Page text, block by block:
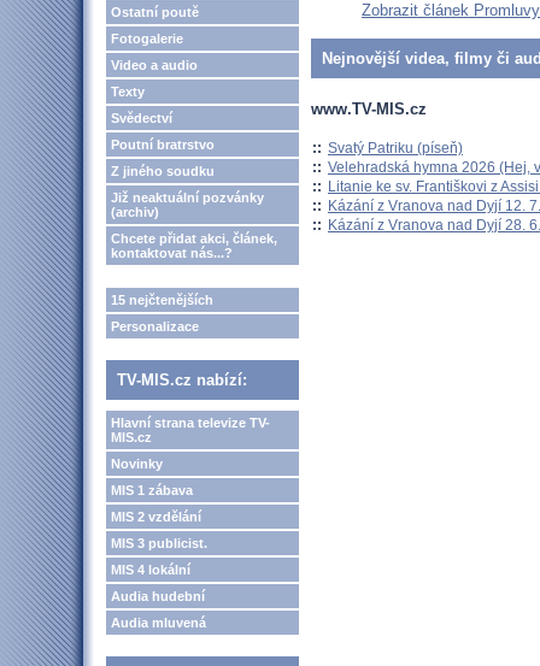
Ostatní poutě
Fotogalerie
Video a audio
Texty
Svědectví
Poutní bratrstvo
Z jiného soudku
Již neaktuální pozvánky
(archiv)
Chcete přidat akci, článek,
kontaktovat nás...?
15 nejčtenějších
Personalizace
TV-MIS.cz nabízí:
Hlavní strana televize TV-
MIS.cz
Novinky
MIS 1 zábava
MIS 2 vzdělání
MIS 3 publicist.
MIS 4 lokální
Audia hudební
Audia mluvená
Zobrazit článek
Nejnovější videa, filmy či
www.TV-MIS.cz
:: Svatý Patriku (píseň)
:: Velehradská hymna 2026 (Hej,
:: Litanie ke sv. Františkovi z
:: Kázání z Vranova nad Dyjí 12.
:: Kázání z Vranova nad Dyjí 28.